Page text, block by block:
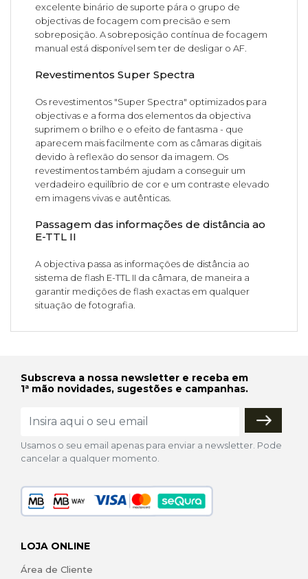
excelente binário de suporte pára o grupo de
objectivas de focagem com precisão e sem
sobreposição. A sobreposição contínua de focagem
manual está disponível sem ter de desligar o AF.
Revestimentos Super Spectra
Os revestimentos "Super Spectra" optimizados para
objectivas e a forma dos elementos da objectiva
suprimem o brilho e o efeito de fantasma - que
aparecem mais facilmente com as câmaras digitais
devido à reflexão do sensor da imagem. Os
revestimentos também ajudam a conseguir um
verdadeiro equilíbrio de cor e um contraste elevado
em imagens vivas e autênticas.
Passagem das informações de distância ao
E-TTL II
A objectiva passa as informações de distância ao
sistema de flash E-TTL II da câmara, de maneira a
garantir medições de flash exactas em qualquer
situação de fotografia.
Subscreva a nossa newsletter e receba em
1ª mão novidades, sugestões e campanhas.
Usamos o seu email apenas para enviar a newsletter. Pode
cancelar a qualquer momento.
LOJA ONLINE
Área de Cliente